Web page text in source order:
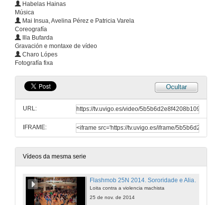
Habelas Hainas
Música
Mai Insua, Avelina Pérez e Patricia Varela
Coreografía
Illa Bufarda
Gravación e montaxe de vídeo
Charo Lópes
Fotografía fixa
Ocultar
URL:
IFRAME:
Vídeos da mesma serie
Flashmob 25N 2014. Sororidade e Alianzas Prohibidas
Loita contra a violencia machista
25 de nov. de 2014